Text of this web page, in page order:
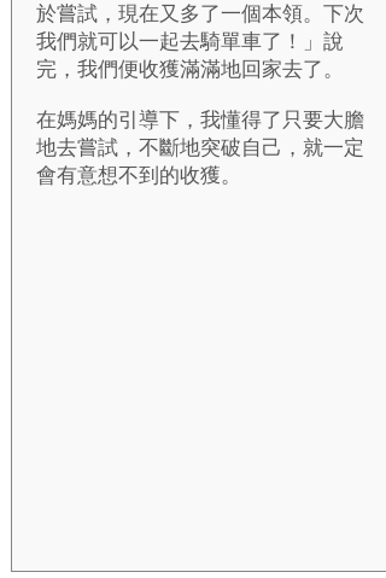
於嘗試，現在又多了一個本領。下次
我們就可以一起去騎單車了！」說
完，我們便收獲滿滿地回家去了。
在媽媽的引導下，我懂得了只要大膽
地去嘗試，不斷地突破自己，就一定
會有意想不到的收獲。